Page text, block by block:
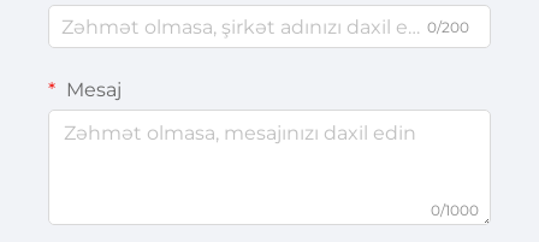
0/200
Mesaj
0/1000